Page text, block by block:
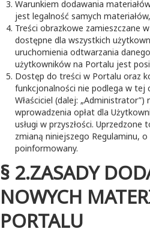
Warunkiem dodawania
jest legalność samych
Treści obrazkowe zamieszczane
dostępne dla wszystkich
uruchomienia odtwarzania
użytkowników na Portalu jest
Dostęp do treści w Portalu oraz
funkcjonalności nie podlega w tej
Właściciel (dalej: „Administrator”)
wprowadzenia opłat dla
usługi w przyszłości.
zmianą niniejszego Regulaminu,
poinformowany.
§ 2.ZASADY
NOWYCH
PORTALU